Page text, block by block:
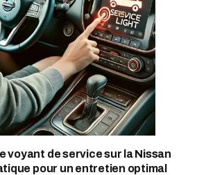
voyant de service sur la Nissan
pour un entretien optimal